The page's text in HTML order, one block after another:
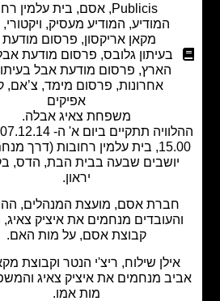
Publicis
,אסם,בית עלמין רחובות
,המודיע מעסיק, ויקטורי, מנוחה,
מקאן אריקסון ,פרסום מודעת אבל
בעיתון גלובס, פרסום מודעת אבל בעיתון
פרסום מודעת אבל בעיתון ידיעות
אחרונות,פרסום מימד,צ’אם,קבוצת
משפחת צאיג אבלה.
ההלוויה תתקיים ביום א' ה- 07.12.14, בשעה
שבעה בבית הבת, הדס, בקיבוץ
אסם, מועצת המנהלים, ההנהלה
מנחמים את איציק צאיג, מנכ"ל
קבוצת אסם, על מות האם.
שילוח, ריצ'י הנטר וקבוצת מקאן תל
מנחמים את איציק צאיג והמשפחה על
מות אמו.